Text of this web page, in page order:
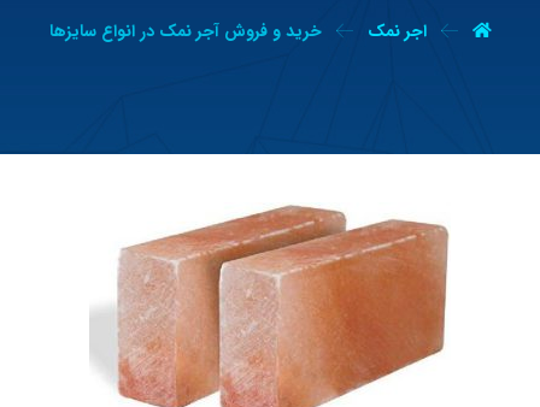
اجر نمک خرید و فروش آجر نمک در انواع سایزها